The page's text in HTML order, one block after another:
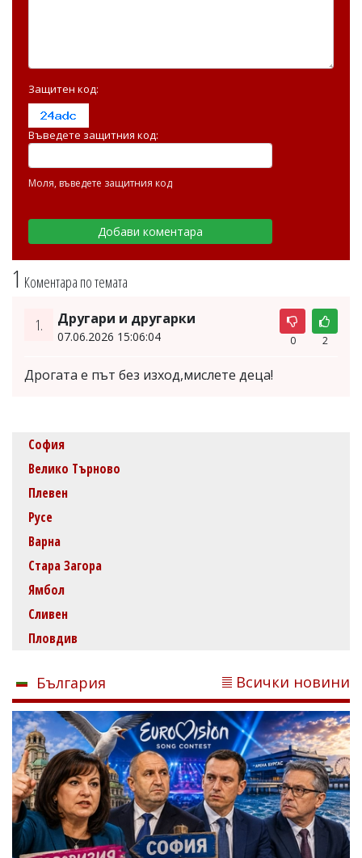
1 Коментара по темата
1. Другари и другарки
07.06.2026 15:06:04 0 2
Дрогата е път без изход,мислете деца!
Защитен код:
Въведете защитния код:
Моля, въведете защитния код
София
Велико Търново
Плевен
Русе
Варна
Стара Загора
Ямбол
Сливен
Пловдив
България Всички новини